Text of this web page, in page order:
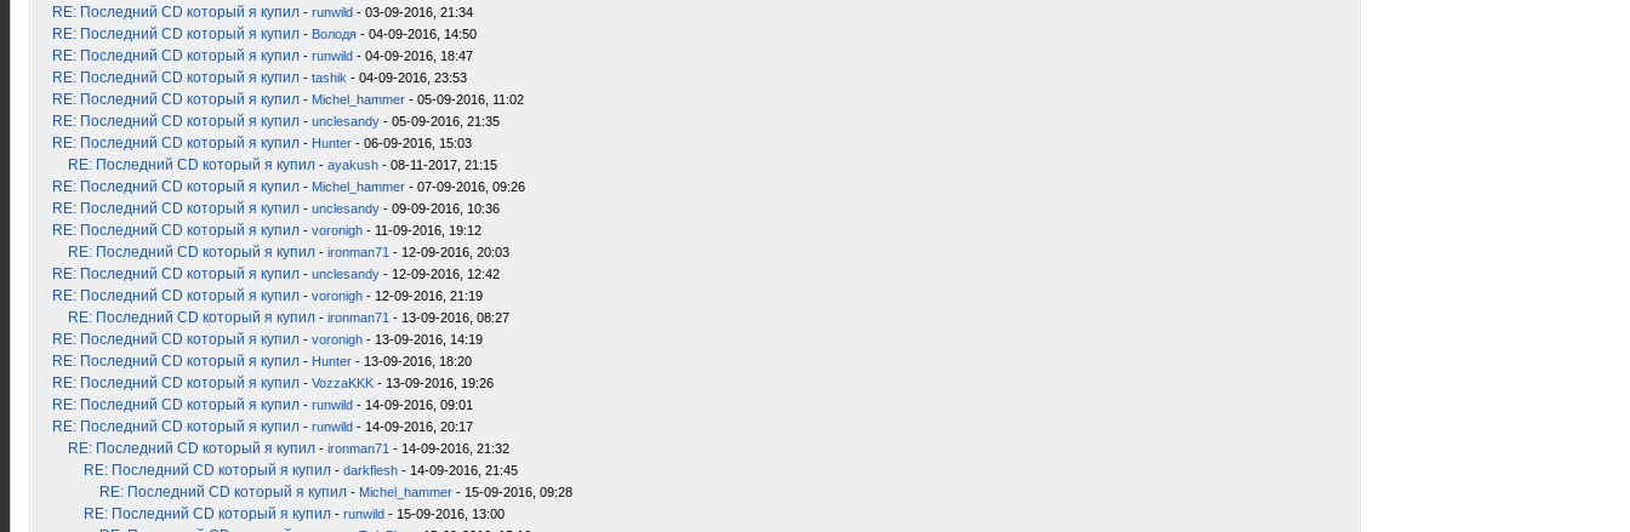
RE: Последний CD который я купил - runwild - 03-09-2016, 21:34
RE: Последний CD который я купил - Володя - 04-09-2016, 14:50
RE: Последний CD который я купил - runwild - 04-09-2016, 18:47
RE: Последний CD который я купил - tashik - 04-09-2016, 23:53
RE: Последний CD который я купил - Michel_hammer - 05-09-2016, 11:02
RE: Последний CD который я купил - unclesandy - 05-09-2016, 21:35
RE: Последний CD который я купил - Hunter - 06-09-2016, 15:03
RE: Последний CD который я купил - ayakush - 08-11-2017, 21:15
RE: Последний CD который я купил - Michel_hammer - 07-09-2016, 09:26
RE: Последний CD который я купил - unclesandy - 09-09-2016, 10:36
RE: Последний CD который я купил - voronigh - 11-09-2016, 19:12
RE: Последний CD который я купил - ironman71 - 12-09-2016, 20:03
RE: Последний CD который я купил - unclesandy - 12-09-2016, 12:42
RE: Последний CD который я купил - voronigh - 12-09-2016, 21:19
RE: Последний CD который я купил - ironman71 - 13-09-2016, 08:27
RE: Последний CD который я купил - voronigh - 13-09-2016, 14:19
RE: Последний CD который я купил - Hunter - 13-09-2016, 18:20
RE: Последний CD который я купил - VozzaKKK - 13-09-2016, 19:26
RE: Последний CD который я купил - runwild - 14-09-2016, 09:01
RE: Последний CD который я купил - runwild - 14-09-2016, 20:17
RE: Последний CD который я купил - ironman71 - 14-09-2016, 21:32
RE: Последний CD который я купил - darkflesh - 14-09-2016, 21:45
RE: Последний CD который я купил - Michel_hammer - 15-09-2016, 09:28
RE: Последний CD который я купил - runwild - 15-09-2016, 13:00